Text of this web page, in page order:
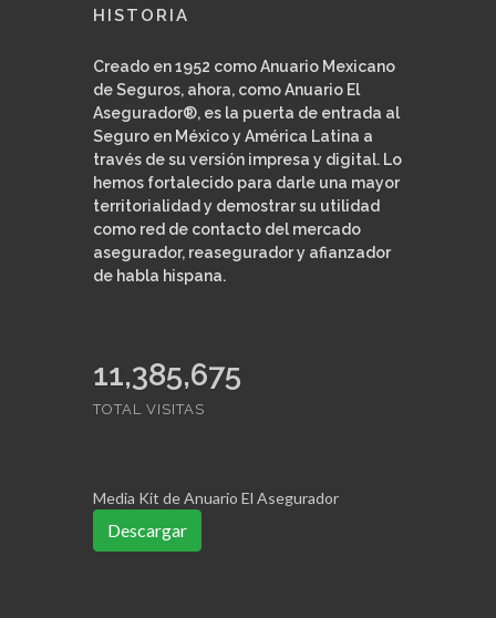
HISTORIA
Creado en 1952 como Anuario Mexicano
de Seguros, ahora, como Anuario El
Asegurador®, es la puerta de entrada al
Seguro en México y América Latina a
través de su versión impresa y digital. Lo
hemos fortalecido para darle una mayor
territorialidad y demostrar su utilidad
como red de contacto del mercado
asegurador, reasegurador y afianzador
de habla hispana.
11,385,675
TOTAL VISITAS
Media Kit de Anuario El Asegurador
Descargar